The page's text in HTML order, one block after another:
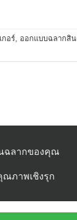
กอร์, ออกแบบฉลากสิ
ฉลากของคุณ
ณภาพเชิงรุก